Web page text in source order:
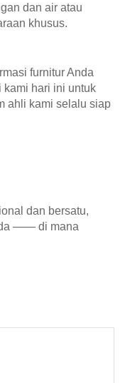
dan air atau
khusus.
furnitur Anda
kami hari ini untuk
ahli kami selalu siap
dan bersatu,
—— di mana